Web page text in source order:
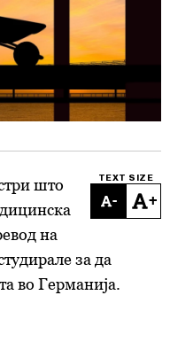
TEXT SIZE
- +
што
на
за да
во Германија.